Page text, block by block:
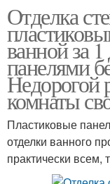
Отделка
ванной за
панелями
Недорогой
комнаты
Пластиковые
отделки ванного
практически всем,